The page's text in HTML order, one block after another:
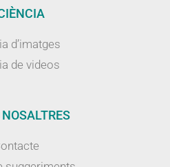
d’imatges
de videos